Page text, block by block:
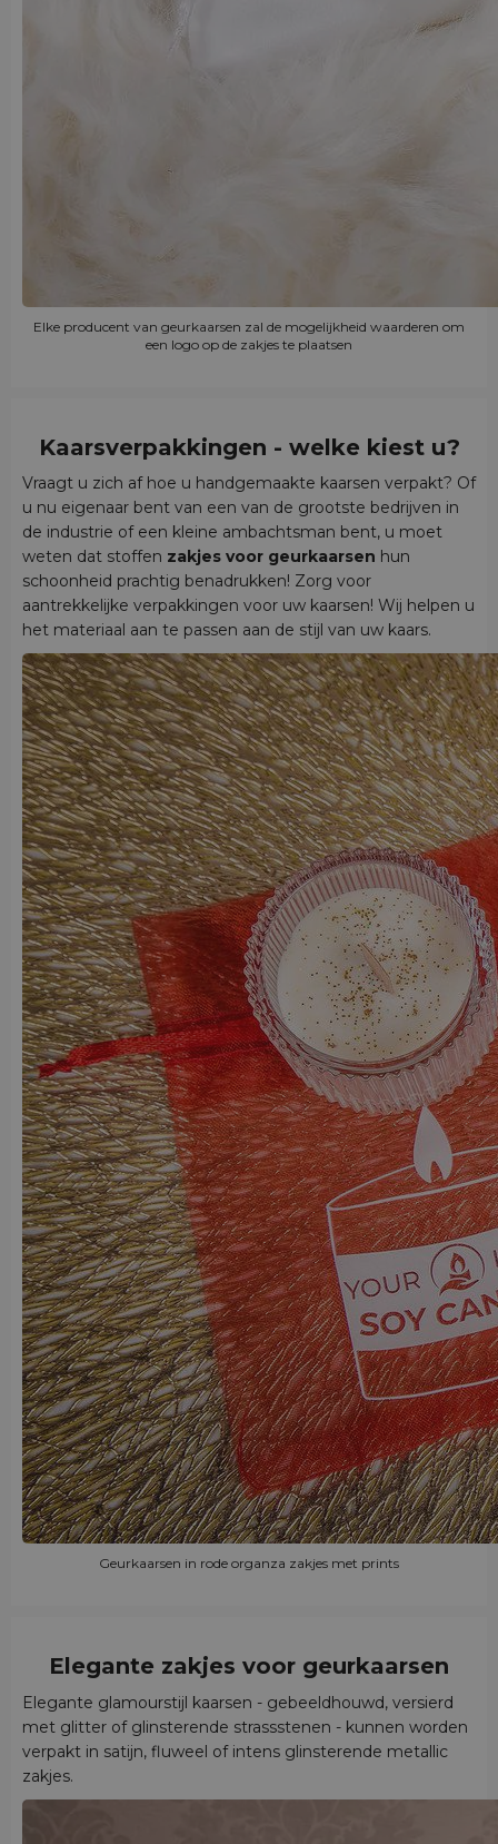
Elke producent van geurkaarsen zal de mogelijkheid waarderen om
een logo op de zakjes te plaatsen
Kaarsverpakkingen - welke kiest u?
Vraagt u zich af hoe u handgemaakte kaarsen verpakt? Of
u nu eigenaar bent van een van de grootste bedrijven in
de industrie of een kleine ambachtsman bent, u moet
weten dat stoffen zakjes voor geurkaarsen hun
schoonheid prachtig benadrukken! Zorg voor
aantrekkelijke verpakkingen voor uw kaarsen! Wij helpen u
het materiaal aan te passen aan de stijl van uw kaars.
Geurkaarsen in rode organza zakjes met prints
Elegante zakjes voor geurkaarsen
Elegante glamourstijl kaarsen - gebeeldhouwd, versierd
met glitter of glinsterende strassstenen - kunnen worden
verpakt in satijn, fluweel of intens glinsterende metallic
zakjes.